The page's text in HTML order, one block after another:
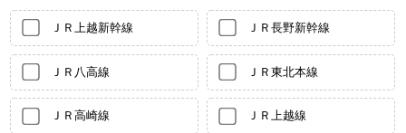
ＪＲ上越新幹線 ＪＲ長野新幹線
ＪＲ八高線 ＪＲ東北本線
ＪＲ高崎線 ＪＲ上越線